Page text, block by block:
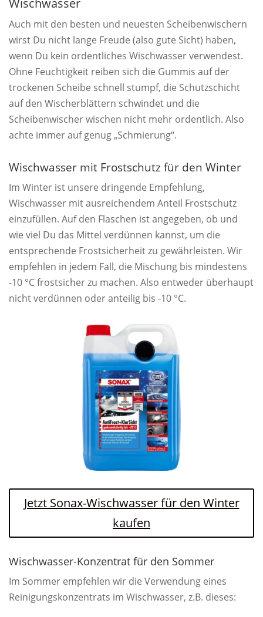
Auch mit den besten und neuesten Scheibenwischern
wirst Du nicht lange Freude (also gute Sicht) haben,
wenn Du kein ordentliches Wischwasser verwendest.
Ohne Feuchtigkeit reiben sich die Gummis auf der
trockenen Scheibe schnell stumpf, die Schutzschicht
auf den Wischerblättern schwindet und die
Scheibenwischer wischen nicht mehr ordentlich. Also
achte immer auf genug „Schmierung“.
Wischwasser mit Frostschutz für den Winter
Im Winter ist unsere dringende Empfehlung,
Wischwasser mit ausreichendem Anteil Frostschutz
einzufüllen. Auf den Flaschen ist angegeben, ob und
wie viel Du das Mittel verdünnen kannst, um die
entsprechende Frostsicherheit zu gewährleisten. Wir
empfehlen in jedem Fall, die Mischung bis mindestens
-10 °C frostsicher zu machen. Also entweder überhaupt
nicht verdünnen oder anteilig bis -10 °C.
Jetzt Sonax-Wischwasser für den Winter
kaufen
Wischwasser-Konzentrat für den Sommer
Im Sommer empfehlen wir die Verwendung eines
Reinigungskonzentrats im Wischwasser, z.B. dieses: